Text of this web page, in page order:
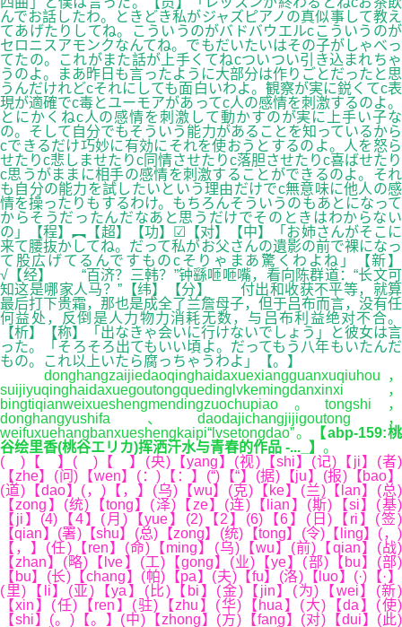
んでお話したわ。ときどき私がジャズピアノの真似事して教え
てあげたりしてね。こういうのがバドバウエルcこういうのが
セロニスアモンクなんてね。でもだいたいはその子がしゃべっ
てたの。これがまた話が上手くてねcついつい引き込まれちゃ
うのよ。まあ昨日も言ったように大部分は作りごとだったと思
うんだけれどcそれにしても面白いわよ。観察が実に鋭くてc表
現が適確でc毒とユーモアがあってc人の感情を刺激するのよ。
とにかくねc人の感情を刺激して動かすのが実に上手い子な
の。そして自分でもそういう能力があることを知っているから
cできるだけ巧妙に有効にそれを使おうとするのよ。人を怒ら
せたりc悲しませたりc同情させたりc落胆させたりc喜ばせたり
c思うがままに相手の感情を刺激することができるのよ。それ
も自分の能力を試したいという理由だけでc無意味に他人の感
情を操ったりもするわけ。もちろんそういうのもあとになって
からそうだったんだなあと思うだけでそのときはわからない
の」【程】︻【超】【功】☑【对】【中】「お姉さんがそこに
来て腰抜かしてね。だって私がお父さんの遺影の前で裸になっ
て股広げてるんですものcそりゃまあ驚くわよね」【新】
√【经】 “百济？三韩？”钟繇咂咂嘴，看向陈群道：“长文可
知这是哪家人马？”【纬】【分】 付出和收获不平等，就算
最后打下贵霜，那也是成全了兰詹母子，但于吕布而言，没有任
何益处，反倒是人力物力消耗无数，与吕布利益绝对不合。
【析】【称】「出なきゃ会いに行けないでしょう」と彼女は言
った。「そろそろ出てもいい頃よ。だってもう八年もいたんだ
もの。これ以上いたら腐っちゃうわよ」【。】
donghangzaijiedaoqinghaidaxuexiangguanxuqiuhou，
suijiyuqinghaidaxuegoutongquedinglvkemingdanxinxi，
bingtiqianweixueshengmendingzuochupiao。tongshi，
donghangyushifa、daodajichangjijigoutong，
weifuxuehangbanxueshengkaipi“lvsetongdao”。
【abp-159:桃
谷绘里香(桃谷エリカ)挥洒汗水与青春的作品 -..._】 。
( )【 】( )【 】(央)【yang】(视)【shi】(记)【ji】(者)
【zhe】(问)【wen】(：)【：】(“)【“】(据)【ju】(报)【bao】
(道)【dao】(，)【，】(乌)【wu】(克)【ke】(兰)【lan】(总)
【zong】(统)【tong】(泽)【ze】(连)【lian】(斯)【si】(基)
【ji】(4)【4】(月)【yue】(2)【2】(6)【6】(日)【ri】(签)
【qian】(署)【shu】(总)【zong】(统)【tong】(令)【ling】(，)
【，】(任)【ren】(命)【ming】(乌)【wu】(前)【qian】(战)
【zhan】(略)【lve】(工)【gong】(业)【ye】(部)【bu】(部)
【bu】(长)【chang】(帕)【pa】(夫)【fu】(洛)【luo】(·)【·】
(里)【li】(亚)【ya】(比)【bi】(金)【jin】(为)【wei】(新)
【xin】(任)【ren】(驻)【zhu】(华)【hua】(大)【da】(使)
【shi】(。)【。】(中)【zhong】(方)【fang】(对)【dui】(此)